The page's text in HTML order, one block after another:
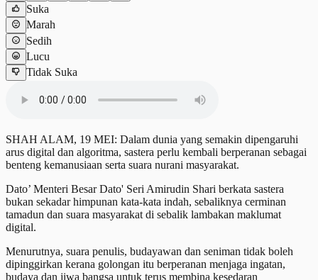
Suka
Marah
Sedih
Lucu
Tidak Suka
SHAH ALAM, 19 MEI: Dalam dunia yang semakin dipengaruhi
arus digital dan algoritma, sastera perlu kembali berperanan sebagai
benteng kemanusiaan serta suara nurani masyarakat.
Dato’ Menteri Besar Dato' Seri Amirudin Shari berkata sastera
bukan sekadar himpunan kata-kata indah, sebaliknya cerminan
tamadun dan suara masyarakat di sebalik lambakan maklumat
digital.
Menurutnya, suara penulis, budayawan dan seniman tidak boleh
dipinggirkan kerana golongan itu berperanan menjaga ingatan,
budaya dan jiwa bangsa untuk terus membina kesedaran